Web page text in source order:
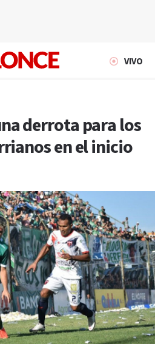
VIVO
derrota para los
en el inicio